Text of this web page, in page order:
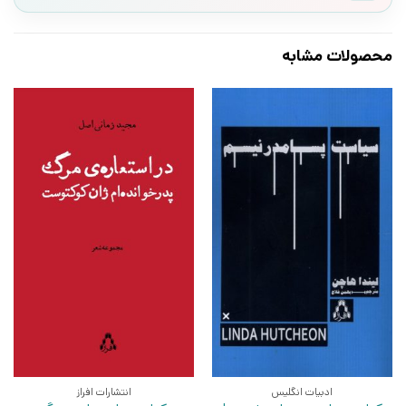
محصولات مشابه
ادبیات انگلیس انتشارات افراز